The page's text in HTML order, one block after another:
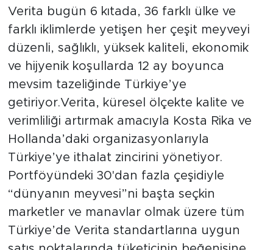
Verita bugün 6 kıtada, 36 farklı ülke ve
farklı iklimlerde yetişen her çeşit meyveyi
düzenli, sağlıklı, yüksek kaliteli, ekonomik
ve hijyenik koşullarda 12 ay boyunca
mevsim tazeliğinde Türkiye’ye
getiriyor.Verita, küresel ölçekte kalite ve
verimliliği artırmak amacıyla Kosta Rika ve
Hollanda’daki organizasyonlarıyla
Türkiye’ye ithalat zincirini yönetiyor.
Portföyündeki 30'dan fazla çeşidiyle
“dünyanın meyvesi”ni başta seçkin
marketler ve manavlar olmak üzere tüm
Türkiye’de Verita standartlarına uygun